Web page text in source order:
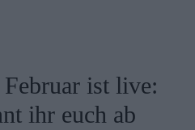
ist live:
ihr euch ab